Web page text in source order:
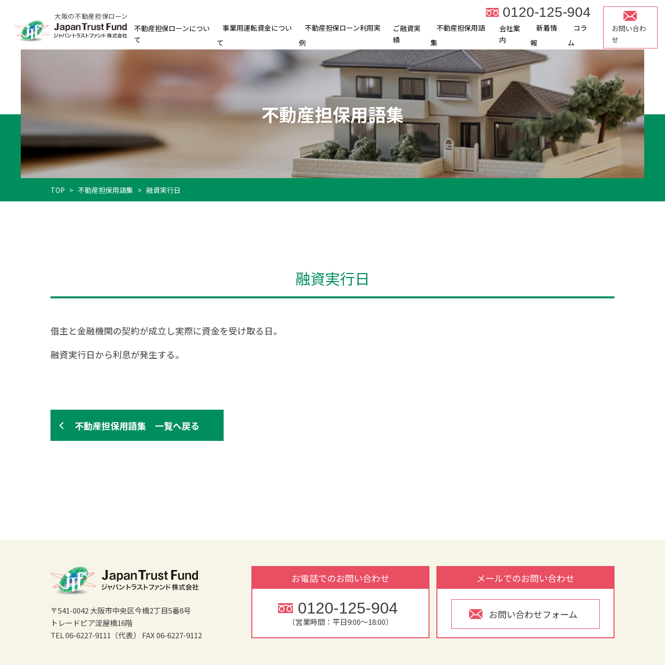
大阪の不動産担保ローン 0120-125-904
不動産担保ローンについ
て
事業用運転資金につい
て
不動産担保ローン利用実
例
ご融資実
績
不動産担保用語
集
会社案
内
新着情
報
コラ
ム
お問い合わ
せ
不動産担保用語集
TOP > 不動産担保用語集 > 融資実行日
融資実行日
借主と金融機関の契約が成立し実際に資金を受け取る日。
融資実行日から利息が発生する。
不動産担保用語集 一覧へ戻る
〒541-0042 大阪市中央区今橋2丁目5番8号
トレードピア淀屋橋16階
TEL 06-6227-9111（代表）
FAX 06-6227-9112
お電話でのお問い合わせ
0120-125-904
（営業時間：平日9:00～18:00）
メールでのお問い合わせ
お問い合わせフォーム